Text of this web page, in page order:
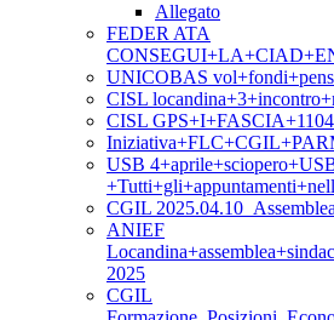
Allegato
FEDER ATA
UNICOBAS
CISL
CISL
USB
CGIL
ANIEF
2025
CGIL